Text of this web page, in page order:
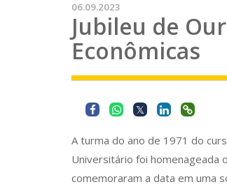
06.09.2023
Jubileu de
Econômicas
A turma do ano de 1971 do
Universitário foi homenageada
comemoraram a data em uma